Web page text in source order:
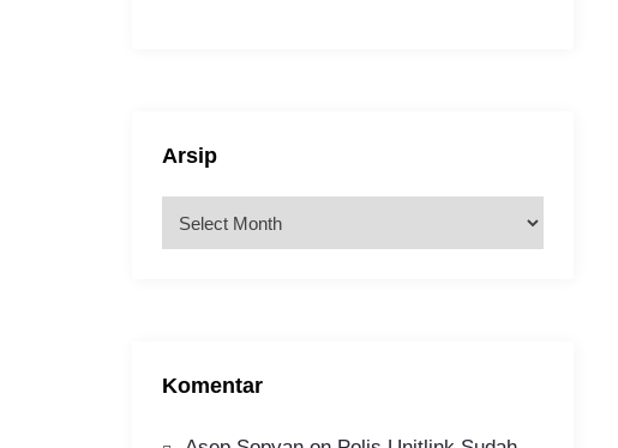
Arsip
Komentar